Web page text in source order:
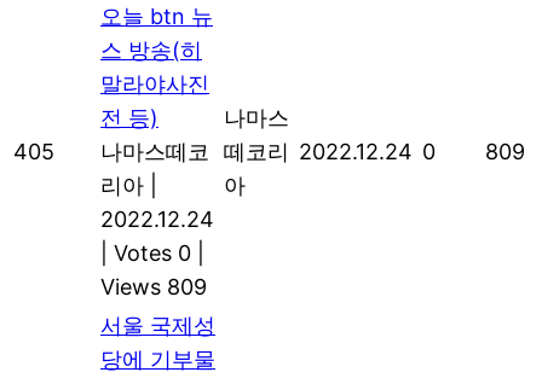
405
오늘 btn 뉴
스 방송(히
말라야사진
전 등)
나마스떼코
리아
2022.12.24
Votes 0
Views 809
나마스
떼코리
아
2022.12.24 0 809
서울 국제성
당에 기부물